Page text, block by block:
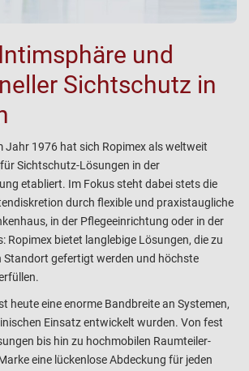
und
Sichtschutz in
Jahr 1976 hat sich Ropimex als weltweit
Sichtschutz-Lösungen in der
etabliert. Im Fokus steht dabei stets die
durch flexible und praxistaugliche
in der Pflegeeinrichtung oder in der
Ropimex bietet langlebige Lösungen, die zu
Standort gefertigt werden und höchste
heute eine enorme Bandbreite an Systemen,
Einsatz entwickelt wurden. Von fest
bis hin zu hochmobilen Raumteiler-
eine lückenlose Abdeckung für jeden